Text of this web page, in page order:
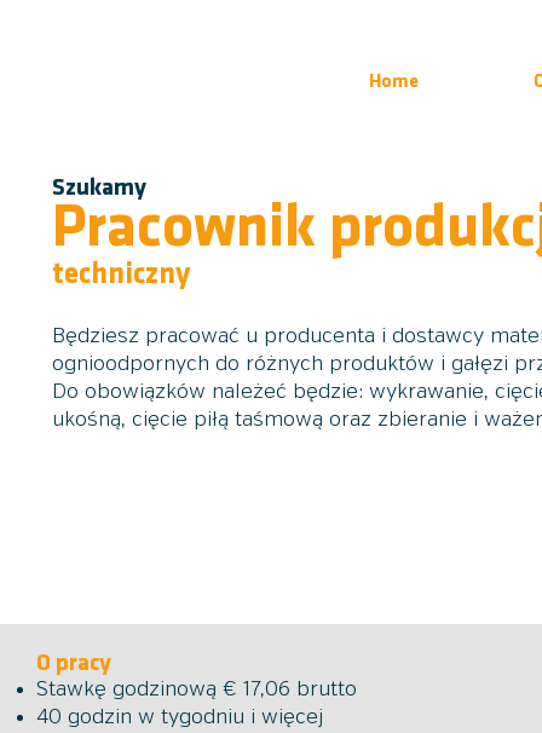
Home
Szukamy
techniczny
Pracownik
Będziesz pracować u producenta i dostawcy
ognioodpornych do różnych produktów i gałęzi
Do obowiązków należeć będzie: wykrawanie,
ukośną, cięcie piłą taśmową oraz zbieranie i
O pracy
Stawkę godzinową € 17,06 brutto
40 godzin w tygodniu i więcej